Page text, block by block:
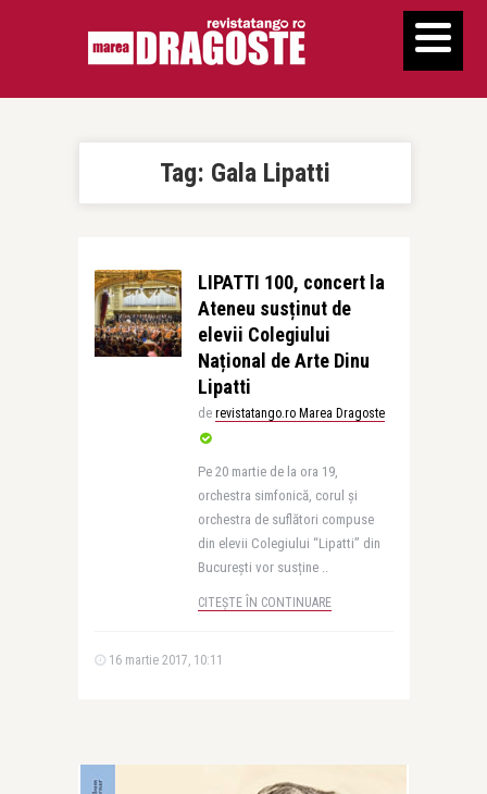
Tag: Gala Lipatti
LIPATTI 100, concert la
Ateneu susținut de
elevii Colegiului
Național de Arte Dinu
Lipatti
de revistatango.ro Marea Dragoste
Pe 20 martie de la ora 19,
orchestra simfonică, corul și
orchestra de suflători compuse
din elevii Colegiului “Lipatti” din
București vor susține ..
CITEȘTE ÎN CONTINUARE
16 martie 2017, 10:11